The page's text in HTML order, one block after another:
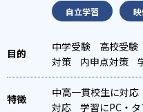
自立学習
中学受験 高校受験
対策
内申点対策
(旧AO)対策
推薦入
立大対策
私大対策
検定)対策
漢検(漢
中高一貫校生に対応
対応
学習にPC・